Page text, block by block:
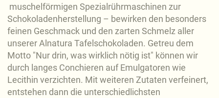
muschelförmigen Spezialrührmaschinen zur
Schokoladenherstellung – bewirken den besonders
feinen Geschmack und den zarten Schmelz aller
unserer Alnatura Tafelschokoladen. Getreu dem
Motto "Nur drin, was wirklich nötig ist" können wir
durch langes Conchieren auf Emulgatoren wie
Lecithin verzichten. Mit weiteren Zutaten verfeinert,
entstehen dann die unterschiedlichsten